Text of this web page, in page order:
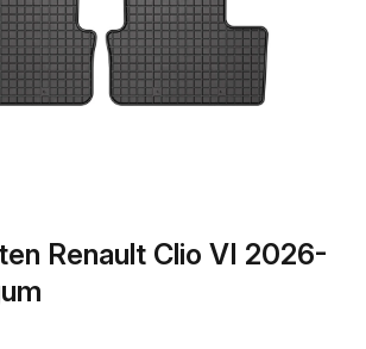
galerieweergave
Renault Clio VI 2026-